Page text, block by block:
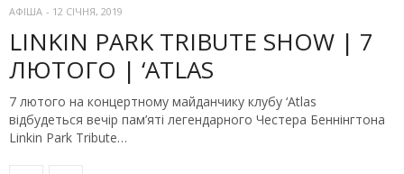
АФІША - 12 СІЧНЯ, 2019
LINKIN PARK TRIBUTE SHOW | 7
ЛЮТОГО | ‘ATLAS
7 лютого на концертному майданчику клубу ‘Atlas
відбудеться вечір пам’яті легендарного Честера Беннінгтона
Linkin Park Tribute…